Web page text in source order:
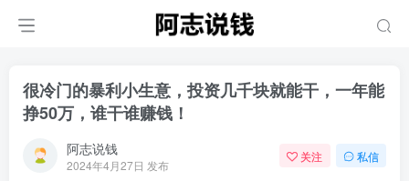
很冷门的暴利小生意，投资几千块就能干，一年能
挣50万，谁干谁赚钱！
阿志说钱
2024年4月27日 发布
关注 私信